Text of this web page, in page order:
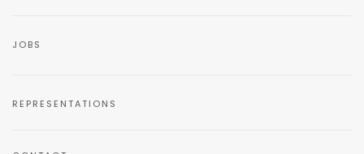
JOBS
REPRESENTATIONS